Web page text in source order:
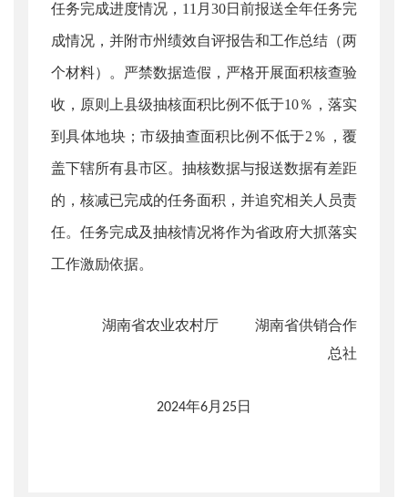
任务完成进度情况，11月30日前报送全年任务完
成情况，并附市州绩效自评报告和工作总结（两
个材料）。严禁数据造假，严格开展面积核查验
收，原则上县级抽核面积比例不低于10％，落实
到具体地块；市级抽查面积比例不低于2％，覆
盖下辖所有县市区。抽核数据与报送数据有差距
的，核减已完成的任务面积，并追究相关人员责
任。任务完成及抽核情况将作为省政府大抓落实
工作激励依据。
湖南省农业农村厅
湖南省供销合作
总社
2024年6月 25日